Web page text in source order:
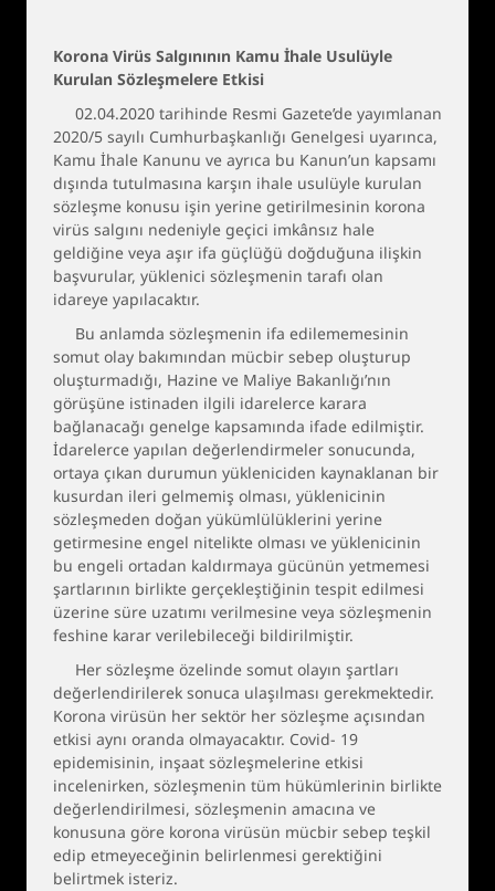
Korona Virüs Salgınının Kamu İhale Usulüyle
Kurulan Sözleşmelere Etkisi
02.04.2020 tarihinde Resmi Gazete’de yayımlanan
2020/5 sayılı Cumhurbaşkanlığı Genelgesi uyarınca,
Kamu İhale Kanunu ve ayrıca bu Kanun’un kapsamı
dışında tutulmasına karşın ihale usulüyle kurulan
sözleşme konusu işin yerine getirilmesinin korona
virüs salgını nedeniyle geçici imkânsız hale
geldiğine veya aşır ifa güçlüğü doğduğuna ilişkin
başvurular, yüklenici sözleşmenin tarafı olan
idareye yapılacaktır.
Bu anlamda sözleşmenin ifa edilememesinin
somut olay bakımından mücbir sebep oluşturup
oluşturmadığı, Hazine ve Maliye Bakanlığı’nın
görüşüne istinaden ilgili idarelerce karara
bağlanacağı genelge kapsamında ifade edilmiştir.
İdarelerce yapılan değerlendirmeler sonucunda,
ortaya çıkan durumun yükleniciden kaynaklanan bir
kusurdan ileri gelmemiş olması, yüklenicinin
sözleşmeden doğan yükümlülüklerini yerine
getirmesine engel nitelikte olması ve yüklenicinin
bu engeli ortadan kaldırmaya gücünün yetmemesi
şartlarının birlikte gerçekleştiğinin tespit edilmesi
üzerine süre uzatımı verilmesine veya sözleşmenin
feshine karar verilebileceği bildirilmiştir.
Her sözleşme özelinde somut olayın şartları
değerlendirilerek sonuca ulaşılması gerekmektedir.
Korona virüsün her sektör her sözleşme açısından
etkisi aynı oranda olmayacaktır. Covid- 19
epidemisinin, inşaat sözleşmelerine etkisi
incelenirken, sözleşmenin tüm hükümlerinin birlikte
değerlendirilmesi, sözleşmenin amacına ve
konusuna göre korona virüsün mücbir sebep teşkil
edip etmeyeceğinin belirlenmesi gerektiğini
belirtmek isteriz.